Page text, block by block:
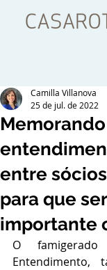
entre
para que
importante
Camilla Villanova
25 de jul. de 2022
O
Entendimento,